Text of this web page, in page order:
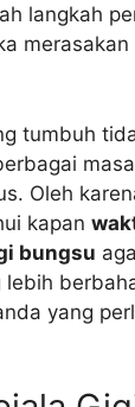
langkah
tumbuh
Oleh
kapan
bungsu
lebih
yang